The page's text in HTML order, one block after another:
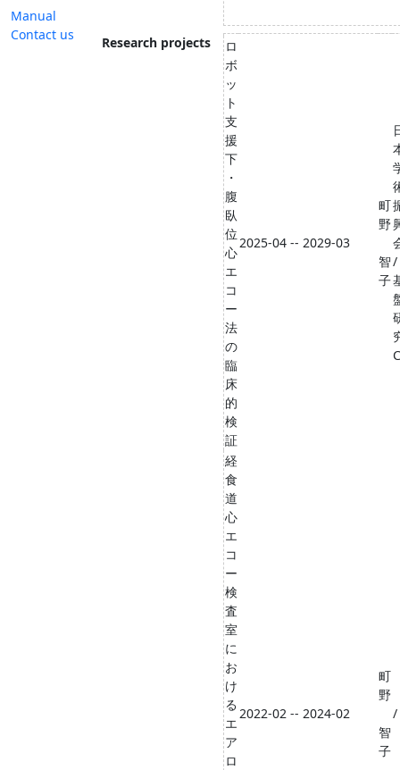
Manual
Contact us
Research projects
ロ
ボ
ッ
ト
支
援
下
・
腹
臥
位
心
エ
コ
ー
法
の
臨
床
的
検
証
2025-04 -- 2029-03
町
野
智
子
/
経
食
道
心
エ
コ
ー
検
査
室
に
お
け
る
エ
ア
ロ
2022-02 -- 2024-02
町
野
智
子
/